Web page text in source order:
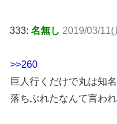
333: 名無し 2019/03/11(
>>260
巨人行くだけで丸は知
落ちぶれたなんて言わ